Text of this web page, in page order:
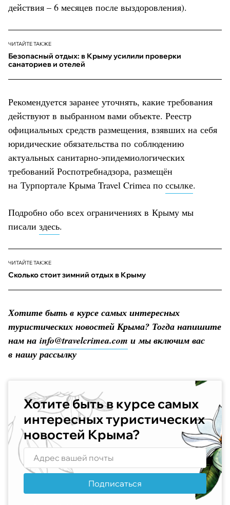
действия – 6 месяцев после выздоровления).
ЧИТАЙТЕ ТАКЖЕ
Безопасный отдых: в Крыму усилили проверки
санаториев и отелей
Рекомендуется заранее уточнять, какие требования
действуют в выбранном вами объекте. Реестр
официальных средств размещения, взявших на себя
юридические обязательства по соблюдению
актуальных санитарно-эпидемиологических
требований Роспотребнадзора, размещён
на Турпортале Крыма Travel Crimea по ссылке.
Подробно обо всех ограничениях в Крыму мы
писали здесь.
ЧИТАЙТЕ ТАКЖЕ
Сколько стоит зимний отдых в Крыму
Хотите быть в курсе самых интересных
туристических новостей Крыма? Тогда напишите
нам на info@travelcrimea.com и мы включим вас
в нашу рассылку
Хотите быть в курсе самых
интересных туристических
новостей Крыма?
Подписаться